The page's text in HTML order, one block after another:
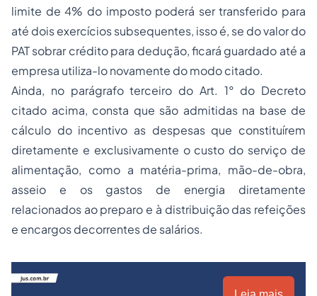
limite de 4% do imposto poderá ser transferido para
até dois exercícios subsequentes, isso é, se do valor do
PAT sobrar crédito para dedução, ficará guardado até a
empresa utiliza-lo novamente do modo citado.
Ainda, no parágrafo terceiro do Art. 1° do Decreto
citado acima, consta que são admitidas na base de
cálculo do incentivo as despesas que constituírem
diretamente e exclusivamente o custo do serviço de
alimentação, como a matéria-prima, mão-de-obra,
asseio e os gastos de energia diretamente
relacionados ao preparo e à distribuição das refeições
e encargos decorrentes de salários.